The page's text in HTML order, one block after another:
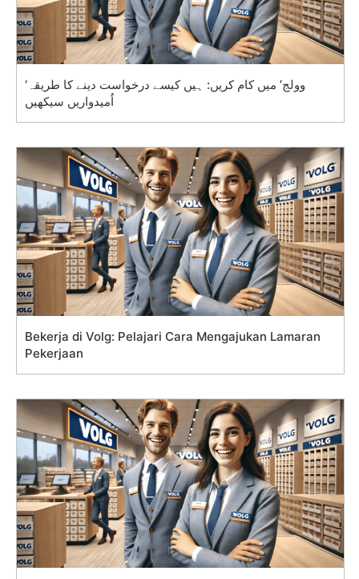
‘وولج’ میں کام کریں: ہیں کیسے درخواست دینے کا طریقہ
اُمیدواریں سیکھیں
Bekerja di Volg: Pelajari Cara Mengajukan Lamaran
Pekerjaan